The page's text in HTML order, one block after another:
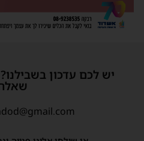
יש לכם עדכון בשבילנו?
שאלה?